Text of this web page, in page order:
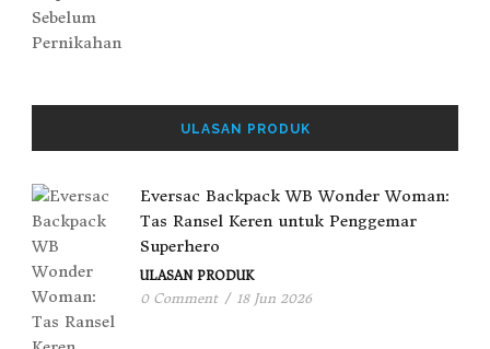
ULASAN PRODUK
Eversac Backpack WB Wonder Woman:
Tas Ransel Keren untuk Penggemar
Superhero
ULASAN PRODUK
0 Comment / 18 Jun 2026